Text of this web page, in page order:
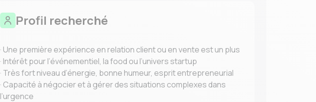
Profil recherché
· Une première expérience en relation client ou en vente est un plus
· Intérêt pour l’événementiel, la food ou l’univers startup
· Très fort niveau d’énergie, bonne humeur, esprit entrepreneurial
· Capacité à négocier et à gérer des situations complexes dans
l’urgence